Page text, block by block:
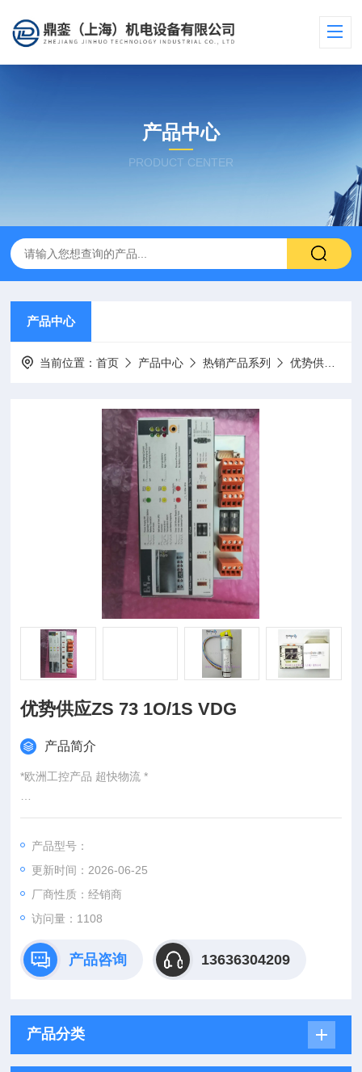
产品中心
PRODUCT CENTER
产品中心
当前位置：首页 产品中心 热销产品系列 优势供应
优势供应ZS 73 1O/1S VDG
产品简介
*欧洲工控产品 超快物流 *
：
：@
http://www./优势供应ZS 73 1O/1S VDG
产品型号：
更新时间：2026-06-25
厂商性质：经销商
访问量：1108
产品咨询 13636304209
产品分类